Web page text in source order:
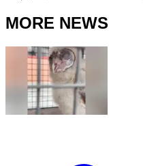
MORE NEWS